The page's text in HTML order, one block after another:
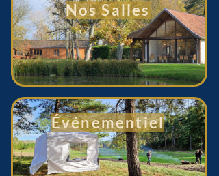
Nos Salles
Événementiel